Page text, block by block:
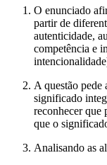
O enunciado
partir de
autenticidade,
competência e
A questão pede
significado
reconhecer que
que o
Analisando as